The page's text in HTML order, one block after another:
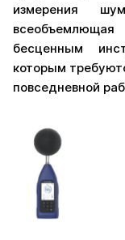
измерения
бесценным
которым
повседневной